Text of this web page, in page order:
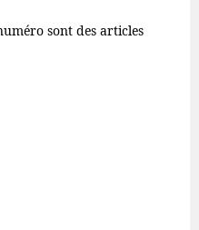
sont des articles